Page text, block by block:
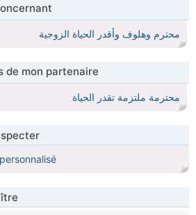
محترم وهلوف وأقدر الحياة الزوجية
de mon partenaire
محترمة ملتزمة تقدر الحياة